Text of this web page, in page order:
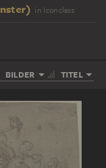
in Iconclass
BILDER TITEL